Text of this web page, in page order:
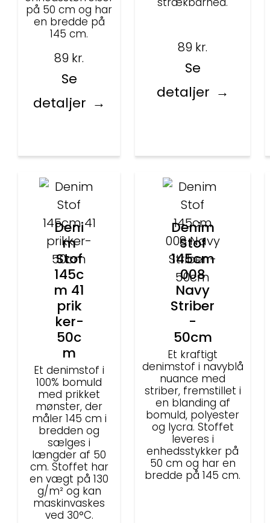
på 50 cm og har
en bredde på
145 cm.
89 kr.
Se
detaljer
89 kr.
Se
detaljer
Deni
m
Stof
145c
m 41
prik
ker-
50c
m
Et denimstof i
100% bomuld
med prikket
mønster, der
måler 145 cm i
bredden og
sælges i
længder af 50
cm. Stoffet har
en vægt på 130
g/m² og kan
maskinvaskes
ved 30°C.
Denim
Stof
145cm
008
Navy
Striber
-
50cm
Et kraftigt
denimstof i navyblå
nuance med
striber, fremstillet i
en blanding af
bomuld, polyester
og lycra. Stoffet
leveres i
enhedsstykker på
50 cm og har en
bredde på 145 cm.